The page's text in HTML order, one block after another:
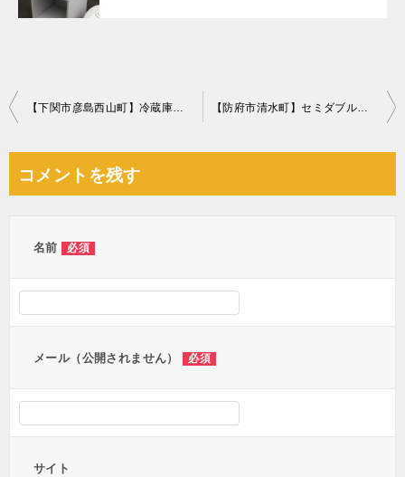
投
ビ
【下関市彦島西山町】冷蔵庫、エアコンなどの遺品整理ご依頼 【防府市清水町】セミダブルベッド、ソファー、ガスコンロ等の回収・処分 お客様の声
コメントを残す
名前 必須
メール（公開されません） 必須
サイト